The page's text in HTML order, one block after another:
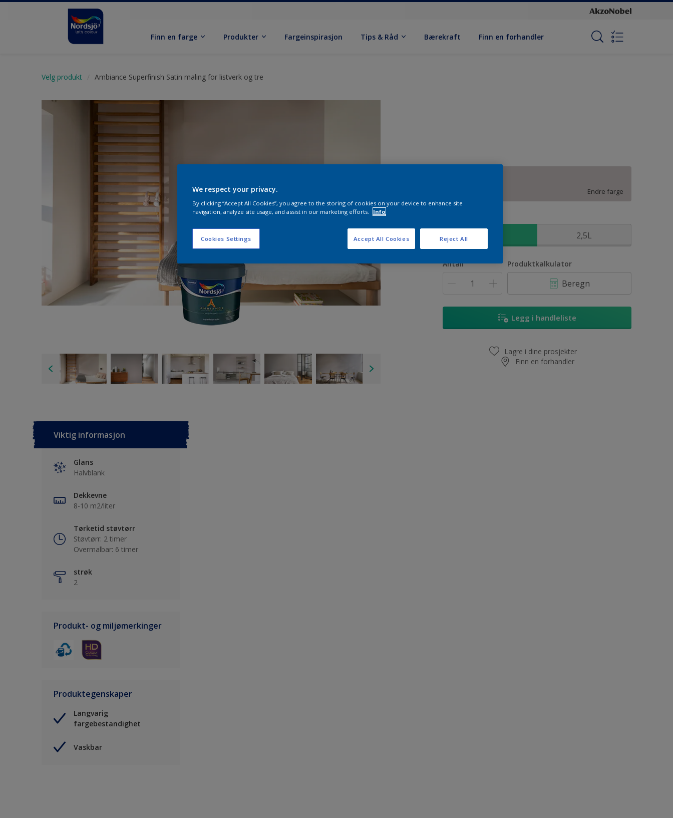
Finn en farge Produkter Fargeinspirasjon Tips & Råd Bærekraft Finn en forhandler
Velg produkt Ambiance Superfinish Satin maling for listverk og tre
Endre farge
2,5L
Antall Produktkalkulator
Beregn
Legg i handleliste
Lagre i dine prosjekter
Finn en forhandler
Viktig informasjon
Glans
Halvblank
Dekkevne
8-10 m2/liter
Tørketid støvtørr
Støvtørr: 2 timer
Overmalbar: 6 timer
strøk
2
Produkt- og miljømerkinger
Produktegenskaper
Langvarig
fargebestandighet
Vaskbar
We respect your privacy.
By clicking “Accept All Cookies”, you agree to the storing of cookies on your device to enhance site
navigation, analyze site usage, and assist in our marketing efforts.
Info
Cookies Settings Reject All
Accept All Cookies